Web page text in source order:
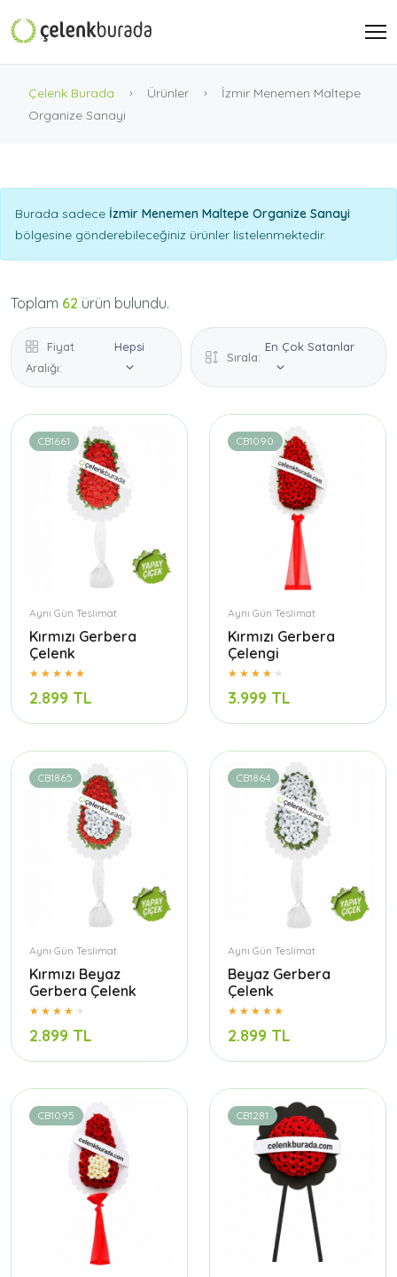
Çelenk Burada Ürünler
İzmir Menemen Maltepe
Organize Sanayi
Burada sadece İzmir Menemen Maltepe Organize Sanayi
bölgesine gönderebileceğiniz ürünler listelenmektedir.
Toplam 62 ürün bulundu.
Fiyat
Aralığı:
Hepsi
Sırala:
En Çok Satanlar
CB1661
Aynı Gün Teslimat
Kırmızı Gerbera
Çelenk
2.899 TL
CB1090
Aynı Gün Teslimat
Kırmızı Gerbera
Çelengi
3.999 TL
CB1865
Aynı Gün Teslimat
Kırmızı Beyaz
Gerbera Çelenk
2.899 TL
CB1864
Aynı Gün Teslimat
Beyaz Gerbera
Çelenk
2.899 TL
CB1095 CB1281